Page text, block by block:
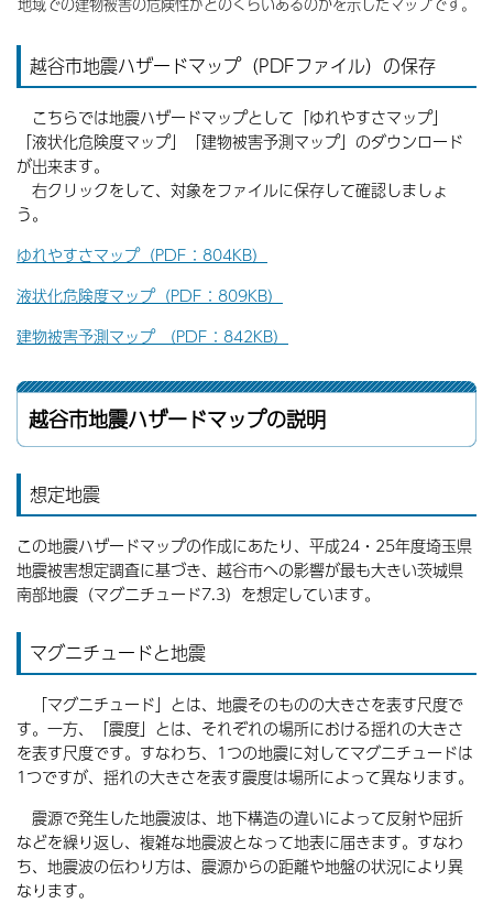
越谷市地震ハザードマップ（PDFファイル）の保存
こちらでは地震ハザードマップとして「ゆれやすさマップ」
「液状化危険度マップ」「建物被害予測マップ」のダウンロード
が出来ます。
右クリックをして、対象をファイルに保存して確認しましょ
う。
ゆれやすさマップ（PDF：804KB）
液状化危険度マップ（PDF：809KB）
建物被害予測マップ （PDF：842KB）
越谷市地震ハザードマップの説明
想定地震
この地震ハザードマップの作成にあたり、平成24・25年度埼玉県
地震被害想定調査に基づき、越谷市への影響が最も大きい茨城県
南部地震（マグニチュード7.3）を想定しています。
マグニチュードと地震
「マグニチュード」とは、地震そのものの大きさを表す尺度で
す。一方、「震度」とは、それぞれの場所における揺れの大きさ
を表す尺度です。すなわち、1つの地震に対してマグニチュードは
1つですが、揺れの大きさを表す震度は場所によって異なります。
震源で発生した地震波は、地下構造の違いによって反射や屈折
などを繰り返し、複雑な地震波となって地表に届きます。すなわ
ち、地震波の伝わり方は、震源からの距離や地盤の状況により異
なります。